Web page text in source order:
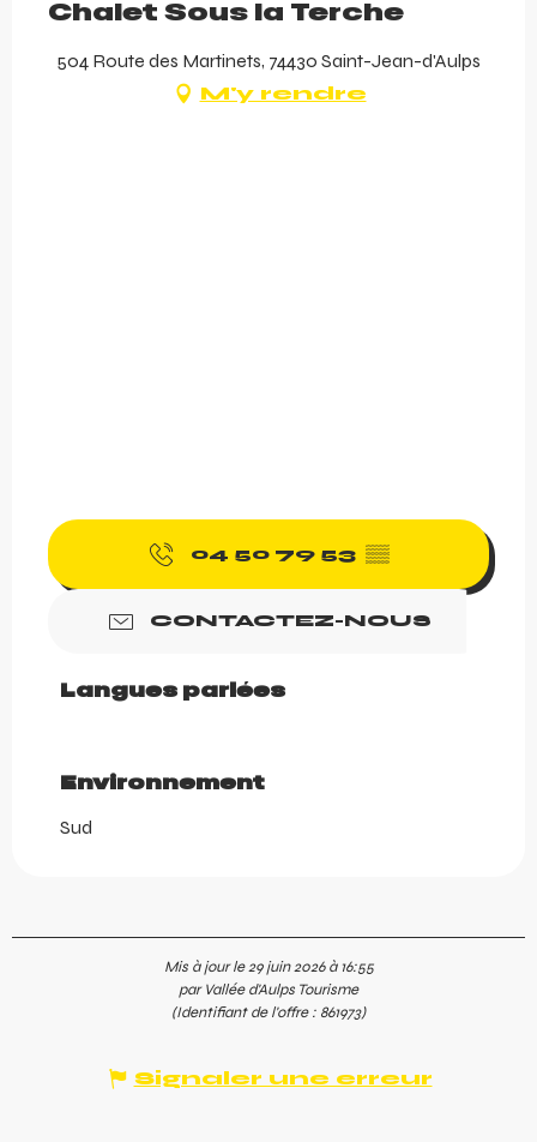
Chalet Sous la Terche
504 Route des Martinets, 74430 Saint-Jean-d'Aulps
M'y rendre
04 50 79 53 ▒▒
CONTACTEZ-NOUS
Langues parlées
Langues parlées
Environnement
Environnement
Sud
Mis à jour le 29 juin 2026 à 16:55
par Vallée d'Aulps Tourisme
(Identifiant de l'offre : 861973)
Signaler une erreur